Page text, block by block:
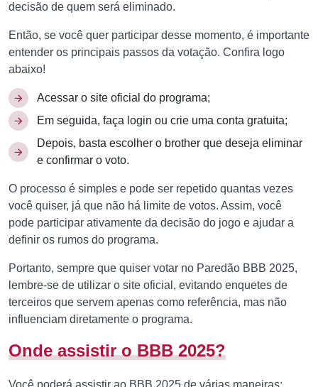
decisão de quem será eliminado.
Então, se você quer participar desse momento, é importante
entender os principais passos da votação. Confira logo
abaixo!
Acessar o site oficial do programa;
Em seguida, faça login ou crie uma conta gratuita;
Depois, basta escolher o brother que deseja eliminar
e confirmar o voto.
O processo é simples e pode ser repetido quantas vezes
você quiser, já que não há limite de votos. Assim, você
pode participar ativamente da decisão do jogo e ajudar a
definir os rumos do programa.
Portanto, sempre que quiser votar no Paredão BBB 2025,
lembre-se de utilizar o site oficial, evitando enquetes de
terceiros que servem apenas como referência, mas não
influenciam diretamente o programa.
Onde assistir o BBB 2025?
Você poderá assistir ao BBB 2025 de várias maneiras: